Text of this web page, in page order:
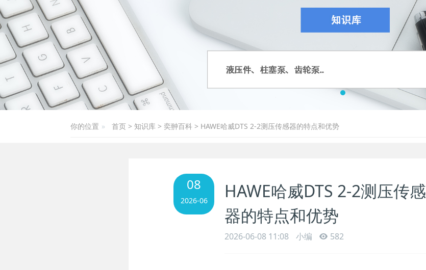
你的位置 首页 >知识库 >奕翀百科 > HAWE哈威DTS 2-2测压传感器的特点和优势
08
2026-06
HAWE哈威DTS 2-2测压传感
器的特点和优势
2026-06-08 11:08 小编 582